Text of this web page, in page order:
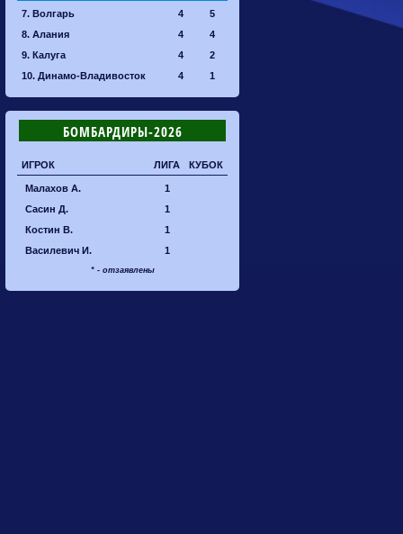
7. Волгарь
4
5
8. Алания
4
4
9. Калуга
4
2
10. Динамо-Владивосток
4 1
БОМБАРДИРЫ-2026
ИГРОК ЛИГА КУБОК
Малахов А.
1
Сасин Д.
1
Костин В.
1
Василевич И.
1
* - отзаявлены